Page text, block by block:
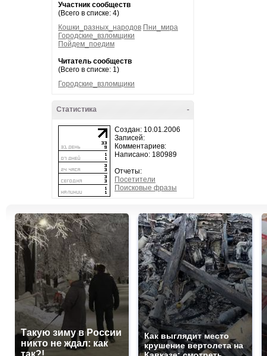
Участник сообществ
(Всего в списке: 4)
Кошки_разных_народов Пни_мира
Городские_взломщики
Пойдем_поедим
Читатель сообществ
(Всего в списке: 1)
Городские_взломщики
-
Статистика
Создан: 10.01.2006
Записей:
Комментариев:
Написано: 180989
Отчеты:
Посетители
Поисковые фразы
Такую зиму в России
никто не ждал: как
так?!
Как выглядит место
крушение вертолета на